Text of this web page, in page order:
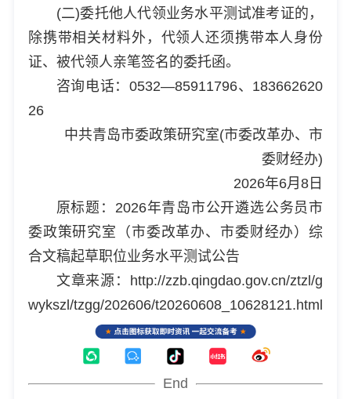
(二)委托他人代领业务水平测试准考证的，
除携带相关材料外，代领人还须携带本人身份
证、被代领人亲笔签名的委托函。
咨询电话：0532—85911796、183662620
26
中共青岛市委政策研究室(市委改革办、市
委财经办)
2026年6月8日
原标题：2026年青岛市公开遴选公务员市
委政策研究室（市委改革办、市委财经办）综
合文稿起草职位业务水平测试公告
文章来源：http://zzb.qingdao.gov.cn/ztzl/g
wykszl/tzgg/202606/t20260608_10628121.html
End